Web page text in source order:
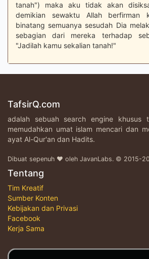
tanah") maka aku tidak akan
demikian sewaktu Allah berfirman
binatang semuanya sesudah Dia
sebagian dari mereka terhadap
"Jadilah kamu sekalian tanah!"
TafsirQ.com
adalah sebuah search engine khusus
memudahkan umat islam mencari dan
ayat Al-Qur'an dan Hadits.
Dibuat sepenuh ♥ oleh JavanLabs. © 2015-
Tentang
Tim Kreatif
Sumber Konten
Kebijakan dan Privasi
Facebook
Kerja Sama